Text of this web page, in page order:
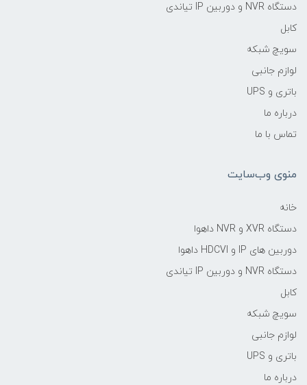
دستگاه NVR و دوربین IP تیاندی
کابل
سویچ شبکه
لوازم جانبی
باتری و UPS
درباره ما
تماس با ما
منوی وب‌سایت
خانه
دستگاه XVR و NVR داهوا
دوربین های IP و HDCVI داهوا
دستگاه NVR و دوربین IP تیاندی
کابل
سویچ شبکه
لوازم جانبی
باتری و UPS
درباره ما